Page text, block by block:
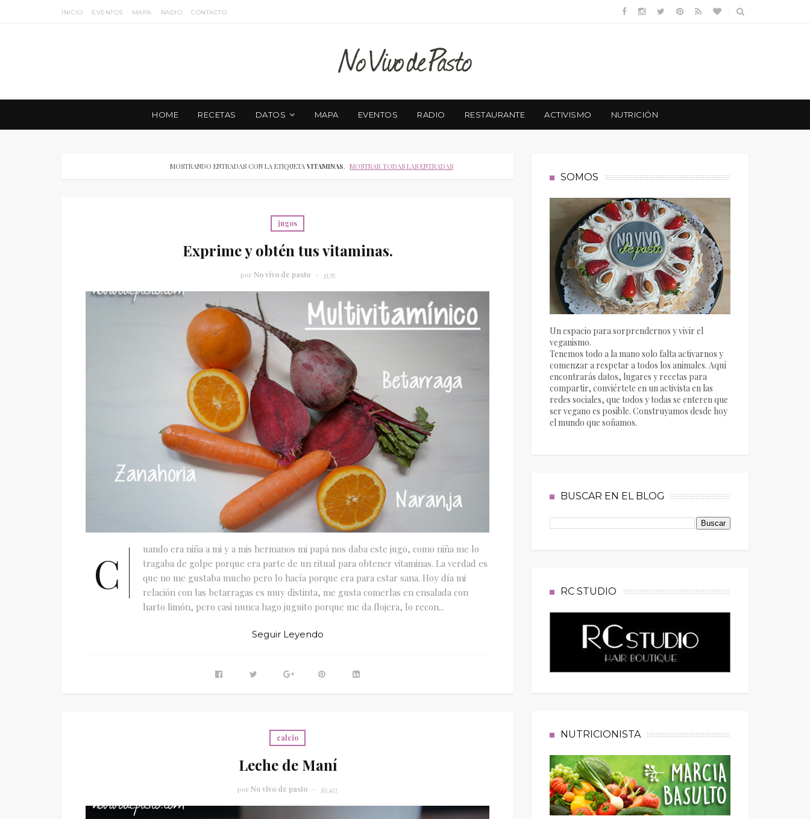
INICIO EVENTOS MAPA RADIO CONTACTO
HOME RECETAS DATOS MAPA EVENTOS RADIO RESTAURANTE ACTIVISMO NUTRICIÓN
MOSTRANDO ENTRADAS CON LA ETIQUETA VITAMINAS. MOSTRAR TODAS LAS ENTRADAS
jugos
Exprime y obtén tus vitaminas.
por No vivo de pasto 11:55
C
uando era niña a mi y a mis hermanos mi papá nos daba este jugo, como niña me lo
tragaba de golpe porque era parte de un ritual para obtener vitaminas. La verdad es
que no me gustaba mucho pero lo hacía porque era para estar sana. Hoy día mi
relación con las betarragas es muy distinta, me gusta comerlas en ensalada con
harto limón, pero casi nunca hago juguito porque me da flojera, lo recon...
Seguir Leyendo
calcio
Leche de Maní
por No vivo de pasto 16:40
SOMOS
Un espacio para sorprendernos y vivir el
veganismo.
Tenemos todo a la mano solo falta activarnos y
comenzar a respetar a todos los animales. Aquí
encontrarás datos, lugares y recetas para
compartir, conviértete en un activista en las
redes sociales, que todos y todas se enteren que
ser vegano es posible. Construyamos desde hoy
el mundo que soñamos.
BUSCAR EN EL BLOG
RC STUDIO
NUTRICIONISTA